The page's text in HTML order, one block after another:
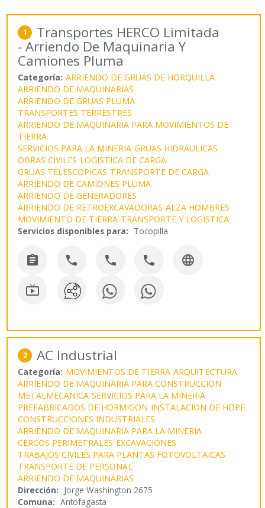
1 Transportes HERCO Limitada
- Arriendo De Maquinaria Y
Camiones Pluma
Categoría: ARRIENDO DE GRUAS DE HORQUILLA
ARRIENDO DE MAQUINARIAS
ARRIENDO DE GRUAS PLUMA
TRANSPORTES TERRESTRES
ARRIENDO DE MAQUINARIA PARA MOVIMIENTOS DE
TIERRA
SERVICIOS PARA LA MINERIA GRUAS HIDRAULICAS
OBRAS CIVILES LOGISTICA DE CARGA
GRUAS TELESCOPICAS TRANSPORTE DE CARGA
ARRIENDO DE CAMIONES PLUMA
ARRIENDO DE GENERADORES
ARRIENDO DE RETROEXCAVADORAS ALZA HOMBRES
MOVIMIENTO DE TIERRA TRANSPORTE Y LOGISTICA
Servicios disponibles para: Tocopilla
    

2 AC Industrial
Categoría: MOVIMIENTOS DE TIERRA ARQUITECTURA
ARRIENDO DE MAQUINARIA PARA CONSTRUCCION
METALMECANICA SERVICIOS PARA LA MINERIA
PREFABRICADOS DE HORMIGON INSTALACION DE HDPE
CONSTRUCCIONES INDUSTRIALES
ARRIENDO DE MAQUINARIA PARA LA MINERIA
CERCOS PERIMETRALES EXCAVACIONES
TRABAJOS CIVILES PARA PLANTAS FOTOVOLTAICAS
TRANSPORTE DE PERSONAL
ARRIENDO DE MAQUINARIAS
Dirección: Jorge Washington 2675
Comuna: Antofagasta